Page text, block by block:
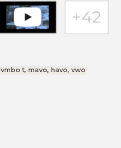
vmbo t, mavo, havo, vwo